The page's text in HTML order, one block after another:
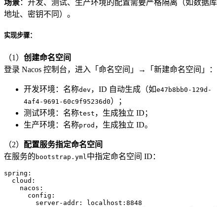
场景：开发、测试、生产环境的配置需要严格隔离（如数据库
地址、密钥不同）。
实现步骤：
（1） 创建命名空间
登录 Nacos 控制台，进入「命名空间」→「新建命名空间」：
开发环境：名称dev ，ID 自动生成（如e47b8bb0-129d-
4af4-9691-60c9f95236d0）；
测试环境：名称test ，生成独立 ID；
生产环境：名称prod ，生成独立 ID。
（2） 配置服务指定命名空间
在服务的 bootstrap.yml 中指定命名空间 ID：
spring:
cloud:
nacos:
config:
server-addr:
localhost:8848